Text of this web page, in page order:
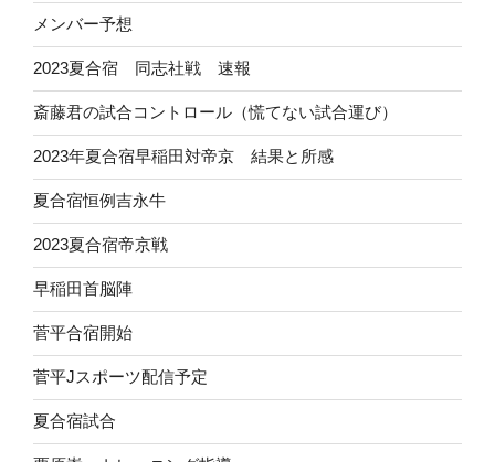
メンバー予想
2023夏合宿 同志社戦 速報
斎藤君の試合コントロール（慌てない試合運び）
2023年夏合宿早稲田対帝京 結果と所感
夏合宿恒例吉永牛
2023夏合宿帝京戦
早稲田首脳陣
菅平合宿開始
菅平Jスポーツ配信予定
夏合宿試合